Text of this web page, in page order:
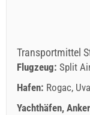
Transportmittel
Flugzeug: Split
Hafen: Rogac,
Yachthäfen,